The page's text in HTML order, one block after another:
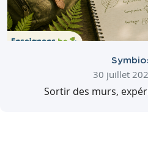
30 juillet
Sortir des murs,